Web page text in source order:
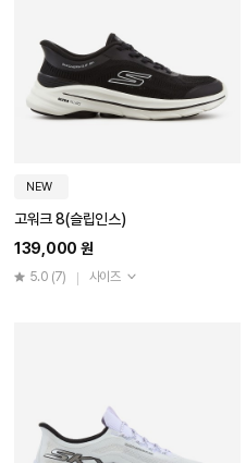
NEW
고워크 8(슬립인스)
139,000 원
5.0 (7) 사이즈